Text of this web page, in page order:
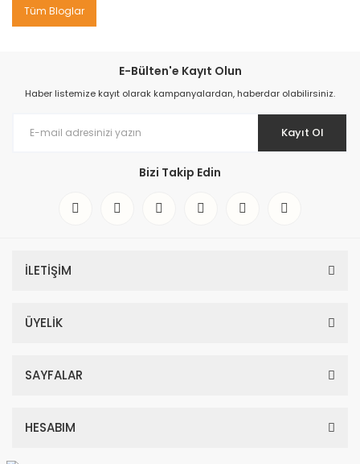
Tüm Bloglar
E-Bülten'e Kayıt Olun
Haber listemize kayıt olarak kampanyalardan, haberdar olabilirsiniz.
Kayıt Ol
Bizi Takip Edin
İLETİŞİM
ÜYELİK
SAYFALAR
HESABIM